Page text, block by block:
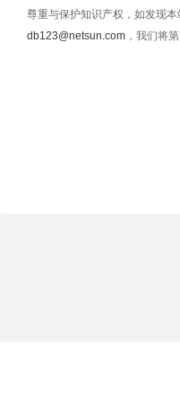
尊重与保护知识产权，如发现
db123@netsun.com ，我们将